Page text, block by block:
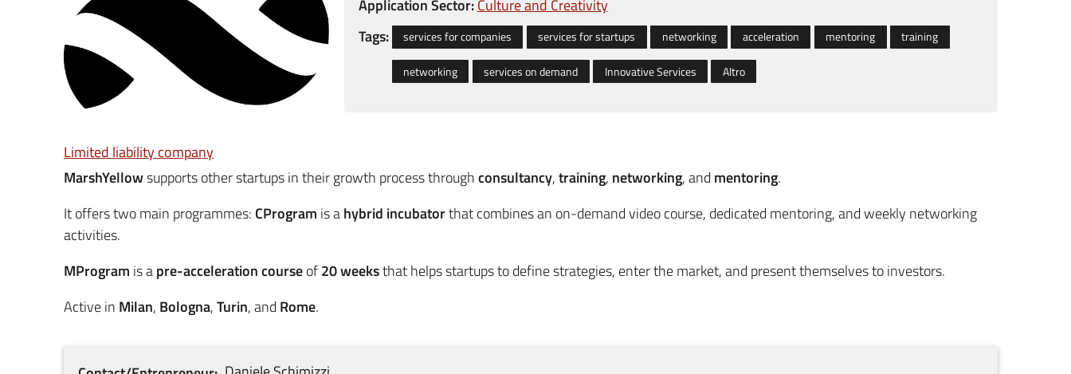
Application Sector:Culture and Creativity
Tags:
services for companies services for startups networking acceleration mentoring
training
networking
services on demand Innovative Services Altro
Limited liability company
MarshYellowsupports other startups in their growth process throughconsultancy,training, networking, and mentoring.
It offers two main programmes: CProgram is ahybrid incubatorthat combines an on-demand video course, dedicated mentoring, and weekly networking
activities.
MProgram is apre-acceleration courseof20 weeksthat helps startups to define strategies, enter the market, and present themselves to investors.
Active in Milan, Bologna,Turin, and Rome.